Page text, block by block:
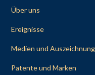
Über uns
Ereignisse
Medien und
Patente und Marken